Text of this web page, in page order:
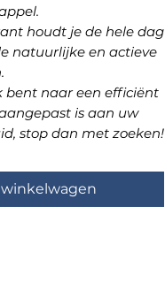
houdt je de hele dag
natuurlijke en actieve
bent naar een efficiënt
is aan uw
stop dan met zoeken!